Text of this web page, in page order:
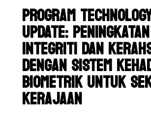
PROGRAM
UPDATE: PENINGKATAN
INTEGRITI DAN
DENGAN SISTEM
BIOMETRIK UNTUK
KERAJAAN